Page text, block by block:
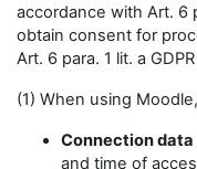
accordance with Art. 6
obtain consent for
Art. 6 para. 1 lit. a
(1) When using
Connection data
and time of